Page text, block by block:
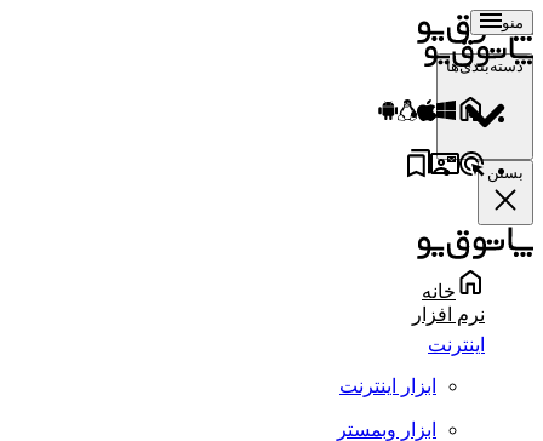
منو
دسته‌بندی‌ها
بستن
خانه
نرم افزار
اینترنت
ابزار اینترنت
ابزار وبمستر